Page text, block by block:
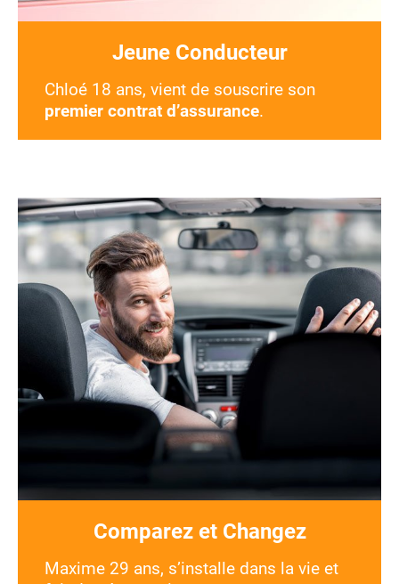
Jeune Conducteur
Chloé 18 ans, vient de souscrire son
premier contrat d’assurance.
Comparez et Changez
Maxime 29 ans, s’installe dans la vie et